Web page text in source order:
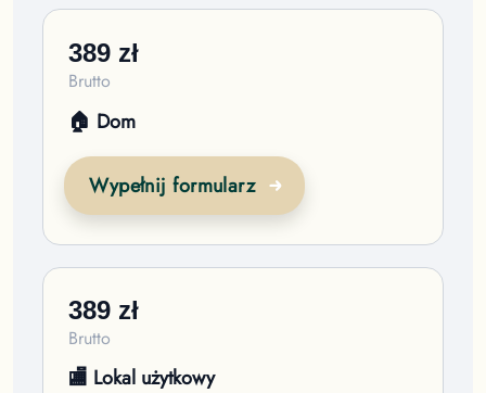
389 zł
Brutto
🏠 Dom
Wypełnij formularz
389 zł
Brutto
🏬 Lokal użytkowy